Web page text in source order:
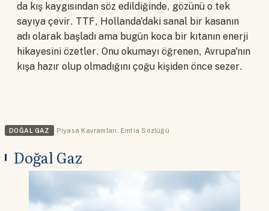
da kış kaygısından söz edildiğinde, gözünü o tek
sayıya çevir. TTF, Hollanda'daki sanal bir kasanın
adı olarak başladı ama bugün koca bir kıtanın enerji
hikayesini özetler. Onu okumayı öğrenen, Avrupa'nın
kışa hazır olup olmadığını çoğu kişiden önce sezer.
DOĞAL GAZ Piyasa Kavramları , Emtia Sözlüğü
Doğal Gaz